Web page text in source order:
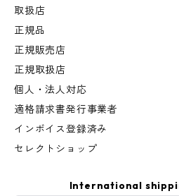
取扱店
正規品
正規販売店
正規取扱店
個人・法人対応
適格請求書発行事業者
インボイス登録済み
セレクトショップ
International